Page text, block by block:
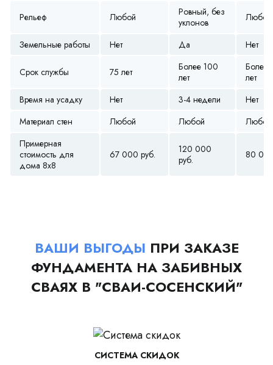
Рельеф Любой
Ровный, без
уклонов
Любой
Земельные работы Нет Да Нет
Срок службы 75 лет
Более 100
лет
Более
лет
Время на усадку
Нет 3-4 недели
Нет
Материал стен
Любой Любой
Любой
Примерная
стоимость для
дома 8х8
67 000 руб.
120 000
руб.
80
ВАШИ ВЫГОДЫ ПРИ ЗАКАЗЕ
ФУНДАМЕНТА НА ЗАБИВНЫХ
СВАЯХ В "СВАИ-СОСЕНСКИЙ"
СИСТЕМА СКИДОК